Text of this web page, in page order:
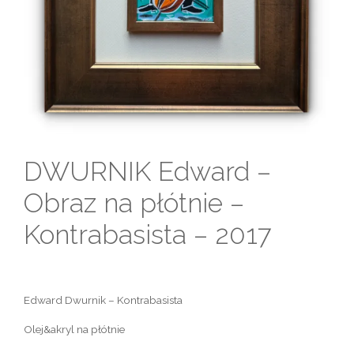
DWURNIK Edward –
Obraz na płótnie –
Kontrabasista – 2017
Edward Dwurnik – Kontrabasista
Olej&akryl na płótnie